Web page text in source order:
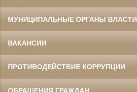
МУНИЦИПАЛЬНЫЕ ОРГАНЫ ВЛАСТИ
ВАКАНСИИ
ПРОТИВОДЕЙСТВИЕ КОРРУПЦИИ